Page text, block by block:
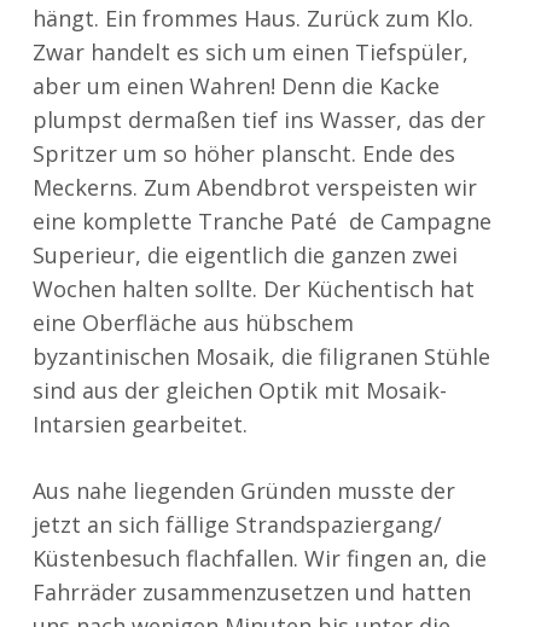
hängt. Ein frommes Haus. Zurück zum Klo.
Zwar handelt es sich um einen Tiefspüler,
aber um einen Wahren! Denn die Kacke
plumpst dermaßen tief ins Wasser, das der
Spritzer um so höher planscht. Ende des
Meckerns. Zum Abendbrot verspeisten wir
eine komplette Tranche Paté de Campagne
Superieur, die eigentlich die ganzen zwei
Wochen halten sollte. Der Küchentisch hat
eine Oberfläche aus hübschem
byzantinischen Mosaik, die filigranen Stühle
sind aus der gleichen Optik mit Mosaik-
Intarsien gearbeitet.
Aus nahe liegenden Gründen musste der
jetzt an sich fällige Strandspaziergang/
Küstenbesuch flachfallen. Wir fingen an, die
Fahrräder zusammenzusetzen und hatten